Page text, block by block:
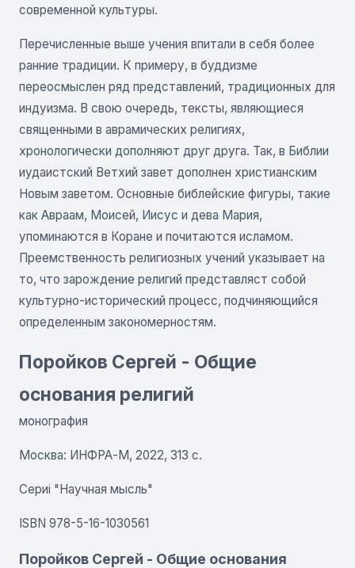
современной культуры.
Перечисленные выше учения впитали в себя более
ранние традиции. К примеру, в буддизме
переосмыслен ряд представлений, традиционных для
индуизма. В свою очередь, тексты, являющиеся
священными в аврамических религиях,
хронологически дополняют друг друга. Так, в Библии
иудаистский Ветхий завет дополнен христианским
Новым заветом. Основные библейские фигуры, такие
как Авраам, Моисей, Иисус и дева Мария,
упоминаются в Коране и почитаются исламом.
Преемственность религиозных учений указывает на
то, что зарождение религий представляст собой
культурно-исторический процесс, подчиняющийся
определенным закономерностям.
Поройков Сергей - Общие
основания религий
монография
Москва: ИНФРА-М, 2022, 313 с.
Сериі "Научная мысль"
ISBN 978-5-16-1030561
Поройков Сергей - Общие основания